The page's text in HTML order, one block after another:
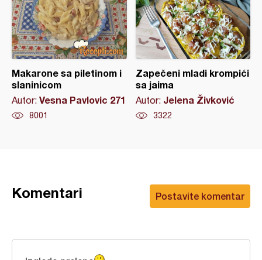
Makarone sa piletinom i
slaninicom
Autor: Vesna Pavlovic 271
8001
Zapečeni mladi krompići
sa jaima
Autor: Jelena Živković
3322
Postavite komentar
Komentari